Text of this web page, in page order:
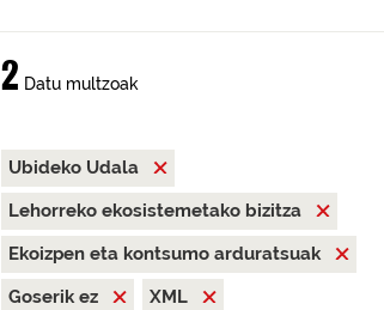
2 Datu multzoak
Ubideko Udala
Lehorreko ekosistemetako bizitza
Ekoizpen eta kontsumo arduratsuak
Goserik ez
XML